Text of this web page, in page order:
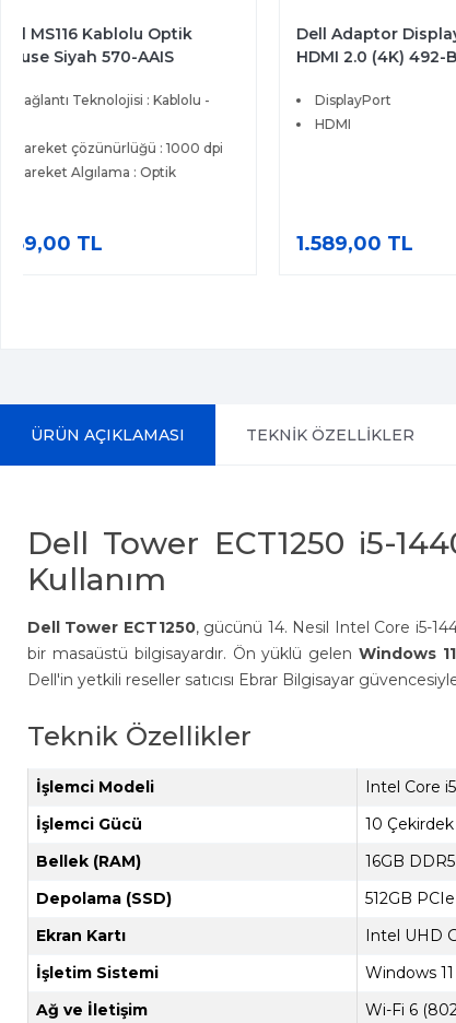
Dell Adaptor DisplayPort to
HDMI 2.0 (4K) 492-BBXU
DisplayPort
1.589,00 TL
Dell KB216
USB Klavye
Bağlantı Şekli :
679,00 TL
ÜRÜN AÇIKLAMASI TEKNİK ÖZELLİKLER
Dell Tower ECT1250 i5-
Kullanım
Dell Tower ECT1250, gücünü 14. Nesil Intel Core i5-
bir masaüstü bilgisayardır. Ön yüklü gelenWindows
Dell'in yetkili reseller satıcısı Ebrar Bilgisayar
Teknik Özellikler
İşlemci Modeli
Intel Core
İşlemci Gücü
10
Bellek (RAM)
16GB
Depolama (SSD)
512GB
Ekran Kartı
Intel UHD
İşletim Sistemi
Windows 11
Ağ ve İletişim
Wi-Fi 6